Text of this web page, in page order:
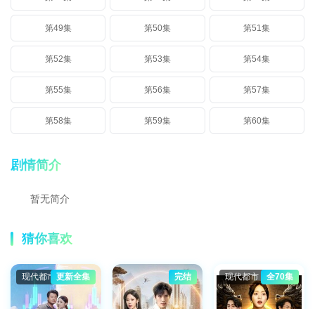
第49集 第50集 第51集
第52集 第53集 第54集
第55集 第56集 第57集
第58集 第59集 第60集
剧情简介
暂无简介
猜你喜欢
现代都市 更新全集 完结 现代都市 全70集